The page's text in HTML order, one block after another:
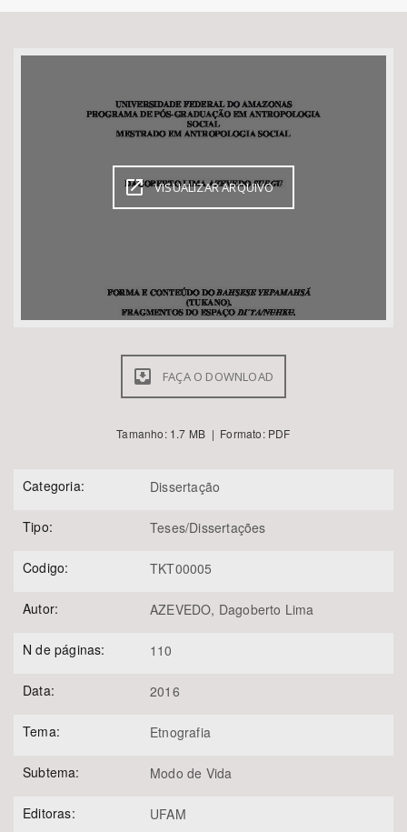
Bioma / Bacia
Tema
VISUALIZAR ARQUIVO
FAÇA O DOWNLOAD
Tamanho: 1.7 MB | Formato: PDF
Categoria: Dissertação
Tipo: Teses/Dissertações
Codigo: TKT00005
Autor: AZEVEDO, Dagoberto Lima
N de páginas: 110
Data: 2016
Tema: Etnografia
Subtema: Modo de Vida
Editoras: UFAM